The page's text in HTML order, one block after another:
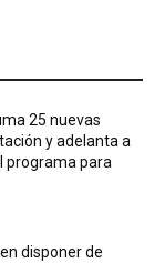
25 nuevas
y adelanta a
programa para
disponer de